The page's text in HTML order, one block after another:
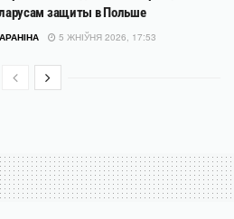
защиты в Польше
5 ЖНІЎНЯ 2026, 17:53